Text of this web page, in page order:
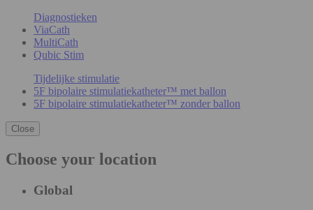
Diagnostieken
ViaCath
MultiCath
Qubic Stim
Tijdelijke stimulatie
5F bipolaire stimulatiekatheter™ met ballon
5F bipolaire stimulatiekatheter™ zonder ballon
Close
Choose your location
Global